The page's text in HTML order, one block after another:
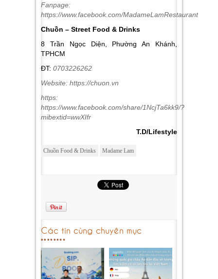
Fanpage:
https://www.facebook.com/MadameLamRestaurant
Chuồn – Street Food & Drinks
8 Trần Ngọc Diện, Phường An Khánh,
TPHCM
ĐT: 0703226262
Website: https://chuon.vn
https:
https://www.facebook.com/share/1NcjTa6kk9/?
mibextid=wwXIfr
T.D/Lifestyle
Chuồn Food & Drinks Madame Lam
Các tin cùng chuyên mục